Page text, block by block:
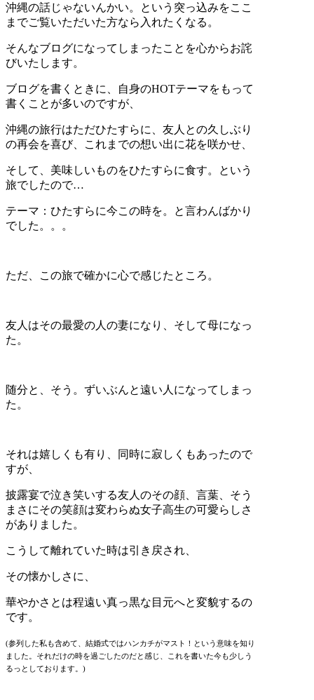
沖縄の話じゃないんかい。という突っ込みをここ
までご覧いただいた方なら入れたくなる。
そんなブログになってしまったことを心からお詫
びいたします。
ブログを書くときに、自身のHOTテーマをもって
書くことが多いのですが、
沖縄の旅行はただひたすらに、友人との久しぶり
の再会を喜び、これまでの想い出に花を咲かせ、
そして、美味しいものをひたすらに食す。という
旅でしたので…
テーマ：ひたすらに今この時を。と言わんばかり
でした。。。
ただ、この旅で確かに心で感じたところ。
友人はその最愛の人の妻になり、そして母になっ
た。
随分と、そう。ずいぶんと遠い人になってしまっ
た。
それは嬉しくも有り、同時に寂しくもあったので
すが、
披露宴で泣き笑いする友人のその顔、言葉、そう
まさにその笑顔は変わらぬ女子高生の可愛らしさ
がありました。
こうして離れていた時は引き戻され、
その懐かしさに、
華やかさとは程遠い真っ黒な目元へと変貌するの
です。
(参列した私も含めて、結婚式ではハンカチがマスト！という意味を知り
ました。 それだけの時を過ごしたのだと感じ、これを書いた今も少しう
るっとしております。)